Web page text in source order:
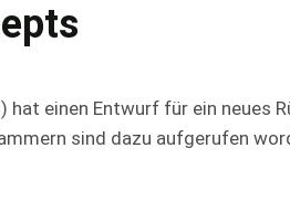
hat einen Entwurf für ein
sind dazu aufgerufen